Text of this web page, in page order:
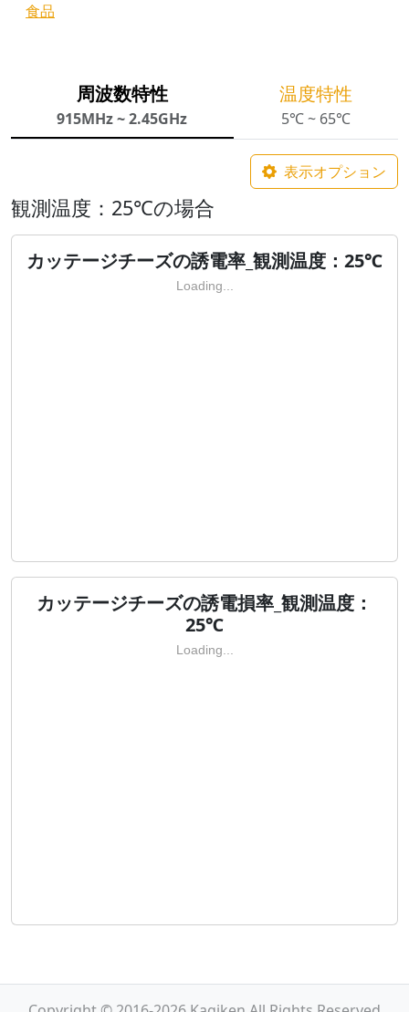
食品
周波数特性
915MHz ~ 2.45GHz
温度特性
5℃ ~ 65℃
表示オプション
観測温度：25℃の場合
カッテージチーズの誘電率_観測温度：25℃
Loading...
カッテージチーズの誘電損率_観測温度：
25℃
Loading...